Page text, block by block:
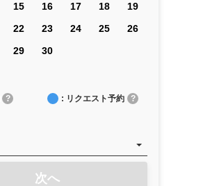
15 16 17 18
19
22 23 24 25
26
29 30
? : リクエスト予約 ?
次へ